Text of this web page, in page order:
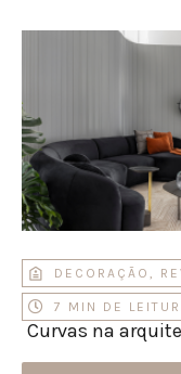
DECORAÇÃO ,
7 MIN DE
Curvas na